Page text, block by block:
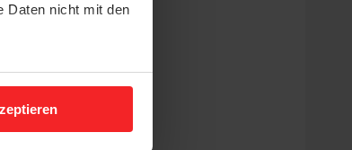
Daten nicht mit den
ablehnen". Weitere
Ein tolles Team,